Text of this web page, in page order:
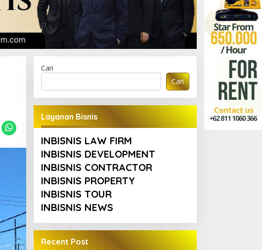
Cari
Cari
Layanan Bisnis
INBISNIS LAW FIRM
INBISNIS DEVELOPMENT
INBISNIS CONTRACTOR
INBISNIS PROPERTY
INBISNIS TOUR
INBISNIS NEWS
Recent Post